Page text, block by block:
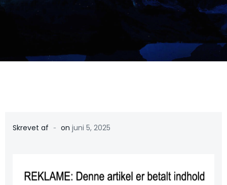
Skrevet af - on juni 5, 2025